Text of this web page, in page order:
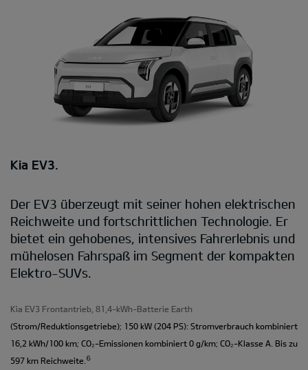
Kia EV3.
Der EV3 überzeugt mit seiner hohen elektrischen
Reichweite und fortschrittlichen Technologie. Er
bietet ein gehobenes, intensives Fahrerlebnis und
mühelosen Fahrspaß im Segment der kompakten
Elektro-SUVs.
Kia EV3 Frontantrieb, 81,4-kWh-Batterie Earth
(Strom/Reduktionsgetriebe); 150 kW (204 PS): Stromverbrauch kombiniert
16,2 kWh/100 km; CO₂-Emissionen kombiniert 0 g/km; CO₂-Klasse A. Bis zu
597 km Reichweite. ⁶